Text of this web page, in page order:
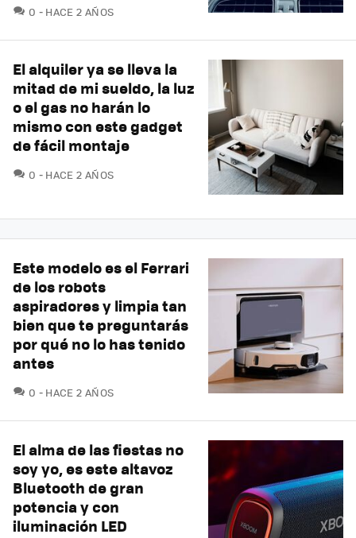
0 COMENTARIOS
HACE 2 AÑOS
El alquiler ya se lleva la
mitad de mi sueldo, la luz
o el gas no harán lo
mismo con este gadget
de fácil montaje
0 COMENTARIOS
HACE 2 AÑOS
Este modelo es el Ferrari
de los robots
aspiradores y limpia tan
bien que te preguntarás
por qué no lo has tenido
antes
0 COMENTARIOS
HACE 2 AÑOS
El alma de las fiestas no
soy yo, es este altavoz
Bluetooth de gran
potencia y con
iluminación LED